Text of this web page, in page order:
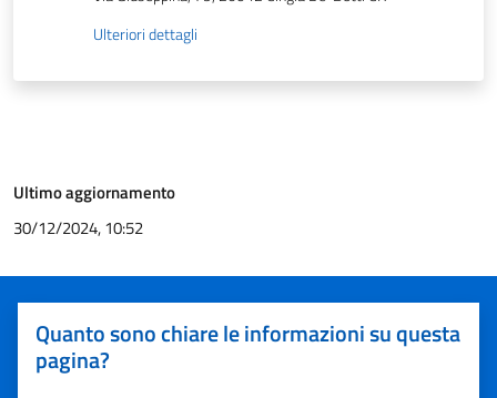
Ulteriori dettagli
Ultimo aggiornamento
30/12/2024, 10:52
Quanto sono chiare le informazioni su questa
pagina?